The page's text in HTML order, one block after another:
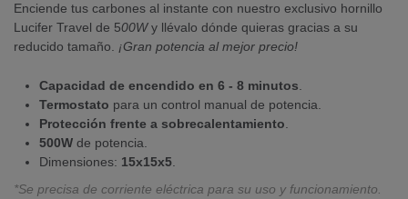
Enciende tus carbones al instante con nuestro exclusivo hornillo
Lucifer Travel de 500Wy llévalo dónde quieras gracias a su
reducido tamaño.
¡Gran potencia al mejor precio!
Capacidad de encendido en 6 - 8 minutos.
Termostato para un control manual de potencia.
Protección frente a sobrecalentamiento.
500W de potencia.
Dimensiones: 15x15x5.
*Se precisa de corriente eléctrica para su uso y funcionamiento.